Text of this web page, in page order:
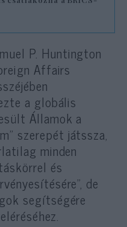
P. Huntington
Affairs
a globális
Államok a
szerepét játssza,
minden
és
de
segítségére